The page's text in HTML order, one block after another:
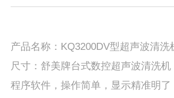
产品名称：KQ3200DV型超声波清洗
尺寸：舒美牌台式数控超声波清洗
程序软件，操作简单，显示精准明